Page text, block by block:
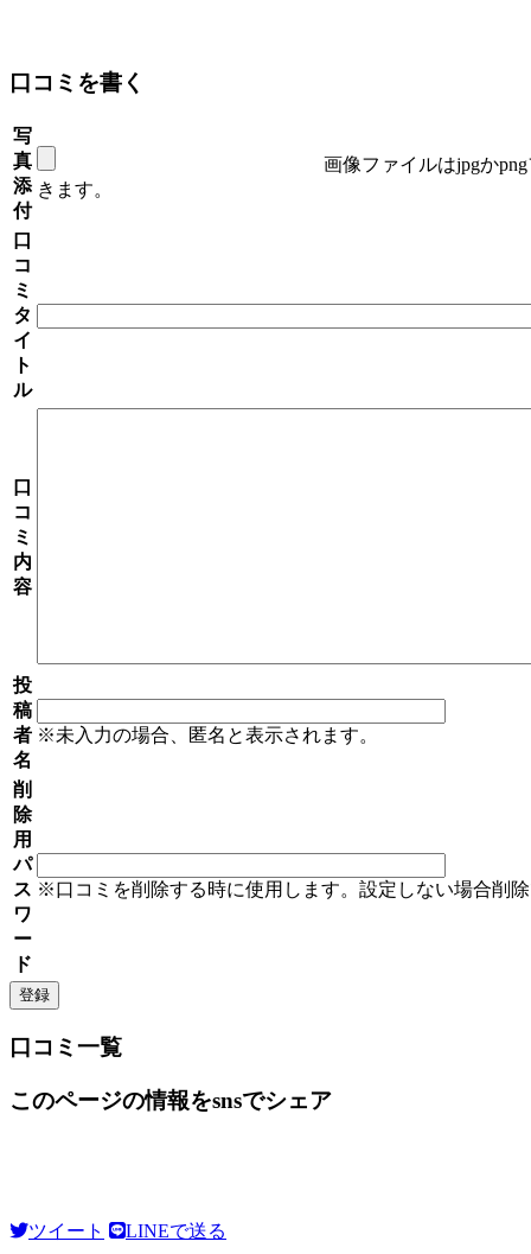
口コミを書く
写
真
添
付
画像ファイルはjpgか
きます。
口
コ
ミ
タ
イ
ト
ル
口
コ
ミ
内
容
投
稿
者
名
※未入力の場合、匿名と表示されます。
削
除
用
パ
ス
ワ
ー
ド
※口コミを削除する時に使用します。設定しない場合削
口コミ一覧
このページの情報をsnsでシェア
ツイート LINEで送る